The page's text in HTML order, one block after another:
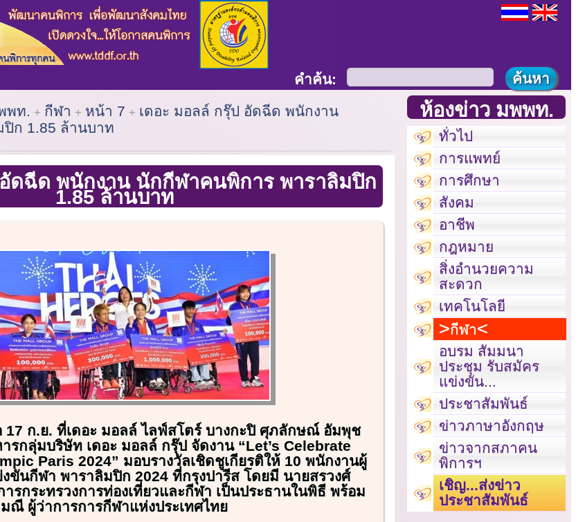
คำค้น:
พท. กีฬา หน้า 7
เดอะ มอลล์ กรุ๊ป อัดฉีด พนักงาน
ก 1.85 ล้านบาท
ดฉีด พนักงาน นักกีฬาคนพิการ พาราลิมปิก
1.85 ล้านบาท
17 ก.ย. ที่เดอะ มอลล์ ไลฟ์สโตร์ บางกะปิ ศุภลักษณ์ อัมพุช
รกลุ่มบริษัท เดอะ มอลล์ กรุ๊ป จัดงาน “Let’s Celebrate
Paris 2024” มอบรางวัลเชิดชูเกียรติให้ 10 พนักงานผู้
ขันกีฬา พาราลิมปิก 2024 ที่กรุงปารีส โดยมี นายสรวงศ์
รกระทรวงการท่องเที่ยวและกีฬา เป็นประธานในพิธี พร้อม
ณี ผู้ว่าการการกีฬาแห่งประเทศไทย
ห้องข่าว มพพท.
ทั่วไป
การแพทย์
การศึกษา
สังคม
อาชีพ
กฎหมาย
สิ่งอำนวยความ
สะดวก
เทคโนโลยี
กีฬา
อบรม สัมมนา
ประชุม รับสมัคร
แข่งขัน...
ประชาสัมพันธ์
ข่าวภาษาอังกฤษ
ข่าวจากสภาคน
พิการฯ
เชิญ...ส่งข่าว
ประชาสัมพันธ์